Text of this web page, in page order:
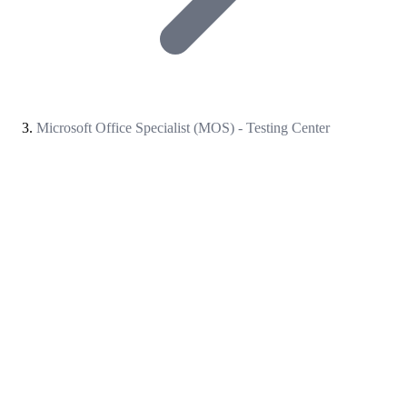
Microsoft Office Specialist (MOS) - Testing Center